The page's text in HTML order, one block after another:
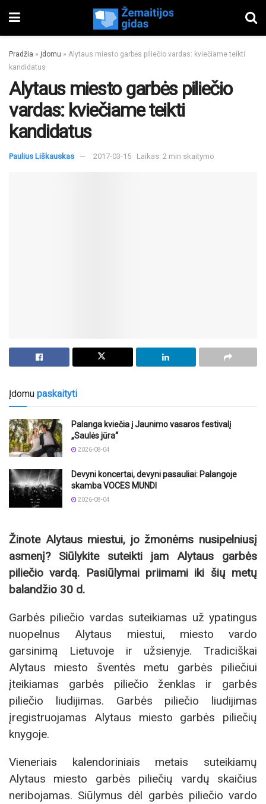
Pradžia » Įdomu » Alytaus miesto garbės piliečio vardas: kviečiame teikti
kandidatus
Alytaus miesto garbės piliečio
vardas: kviečiame teikti
kandidatus
Paulius Liškauskas 2017-03-15 Laikas: 2 min skaitymo
Įdomu paskaityti
Palanga kviečia į Jaunimo vasaros festivalį
„Saulės jūra“
2026-08-04
Devyni koncertai, devyni pasauliai: Palangoje
skamba VOCES MUNDI
2026-08-04
Žinote Alytaus miestui, jo žmonėms nusipelniusį
asmenį? Siūlykite suteikti jam Alytaus garbės
piliečio vardą. Pasiūlymai priimami iki šių metų
balandžio 30 d.
Garbės piliečio vardas suteikiamas už ypatingus
nuopelnus Alytaus miestui, miesto vardo
garsinimą Lietuvoje ir užsienyje. Tradiciškai
Alytaus miesto šventės metu garbės piliečiui
įteikiamas garbės piliečio ženklas ir garbės
piliečio liudijimas. Garbės piliečio liudijimas
įregistruojamas Alytaus miesto garbės piliečių
knygoje.
Vieneriais kalendoriniais metais suteikiamų
Alytaus miesto garbės piliečių vardų skaičius
neribojamas. Siūlymus dėl garbės piliečio vardo